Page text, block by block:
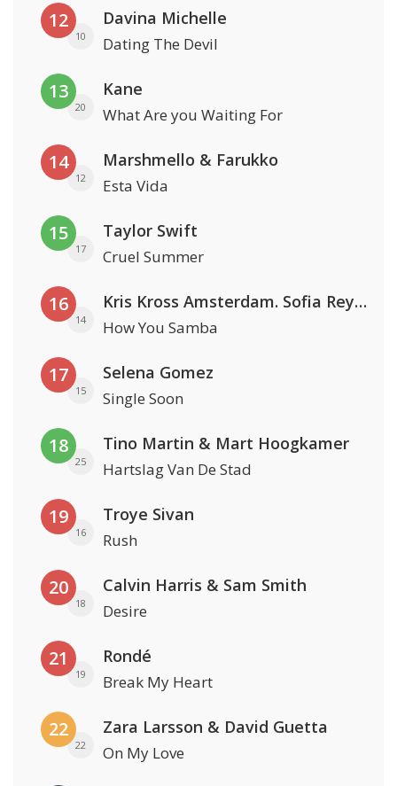
12
10
Davina Michelle
Dating The Devil
13
20
Kane
What Are you Waiting For
14
12
Marshmello & Farukko
Esta Vida
15
17
Taylor Swift
Cruel Summer
16
14
Kris Kross Amsterdam. Sofia Reyes & Tinie Tempah
How You Samba
17
15
Selena Gomez
Single Soon
18
25
Tino Martin & Mart Hoogkamer
Hartslag Van De Stad
19
16
Troye Sivan
Rush
20
18
Calvin Harris & Sam Smith
Desire
21
19
Rondé
Break My Heart
22
22
Zara Larsson & David Guetta
On My Love